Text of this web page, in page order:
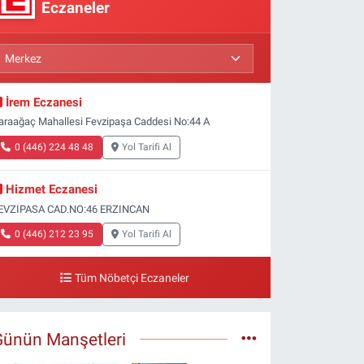
Eczaneler
İrem Eczanesi
Mahallesi Fevzipaşa Caddesi No:44 A
0 (446) 224 48 48 Yol Tarifi Al
Hizmet Eczanesi
CAD.NO:46 ERZINCAN
0 (446) 212 23 95 Yol Tarifi Al
Tüm Nöbetçi Eczaneler
Manşetleri